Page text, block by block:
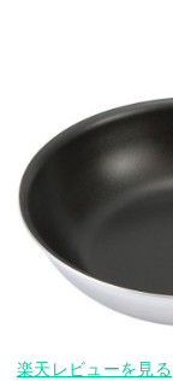
楽天レビューを見る